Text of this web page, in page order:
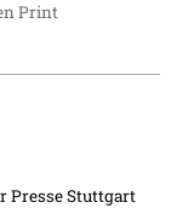
Print
Presse Stuttgart